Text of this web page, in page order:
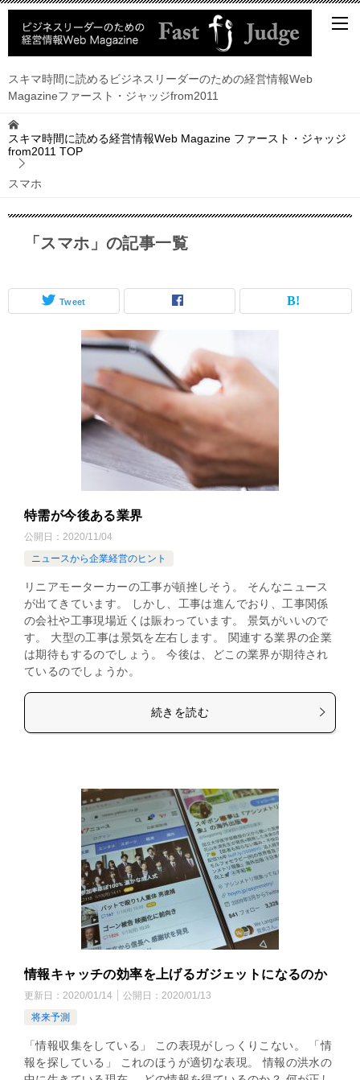
スキマ時間に読めるビジネスリーダーのための経営情報Web
Magazineファースト・ジャッジfrom2011
スキマ時間に読める経営情報Web Magazine ファースト・ジャッジ
from2011 TOP
スマホ
「スマホ」の記事一覧
Tweet
特需が今後ある業界
公開日： 2020/11/04
ニュースから企業経営のヒント
リニアモーターカーの工事が頓挫しそう。 そんなニュース
が出てきています。 しかし、工事は進んでおり、工事関係
の会社や工事現場近くは賑わっています。 景気がいいので
す。 大型の工事は景気を左右します。 関連する業界の企業
は期待もするのでしょう。 今後は、どこの業界が期待され
ているのでしょうか。
続きを読む
情報キャッチの効率を上げるガジェットになるのか
更新日： 2020/01/14 公開日： 2020/01/13
将来予測
「情報収集をしている」 この表現がしっくりこない。 「情
報を探している」 これのほうが適切な表現。 情報の洪水の